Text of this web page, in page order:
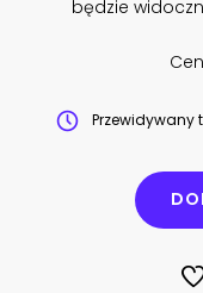
będzie
Przewidywany